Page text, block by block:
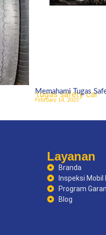
Memahami Tugas
February 14, 2025
Layanan
Branda
Inspeksi Mobil
Program
Blog